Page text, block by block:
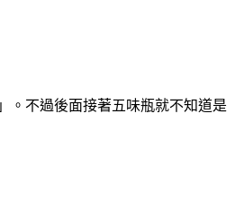
。不過後面接著五味瓶就不知道是